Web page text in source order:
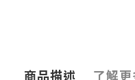
商品描述 了解更